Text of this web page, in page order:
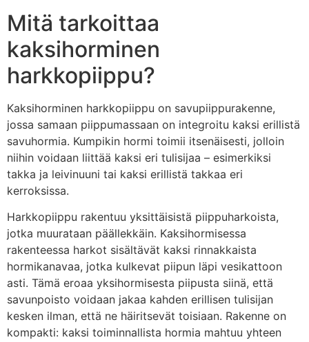
Mitä tarkoittaa
kaksihorminen
harkkopiippu?
Kaksihorminen harkkopiippu on savupiippurakenne,
jossa samaan piippumassaan on integroitu kaksi erillistä
savuhormia. Kumpikin hormi toimii itsenäisesti, jolloin
niihin voidaan liittää kaksi eri tulisijaa – esimerkiksi
takka ja leivinuuni tai kaksi erillistä takkaa eri
kerroksissa.
Harkkopiippu rakentuu yksittäisistä piippuharkoista,
jotka muurataan päällekkäin. Kaksihormisessa
rakenteessa harkot sisältävät kaksi rinnakkaista
hormikanavaa, jotka kulkevat piipun läpi vesikattoon
asti. Tämä eroaa yksihormisesta piipusta siinä, että
savunpoisto voidaan jakaa kahden erillisen tulisijan
kesken ilman, että ne häiritsevät toisiaan. Rakenne on
kompakti: kaksi toiminnallista hormia mahtuu yhteen